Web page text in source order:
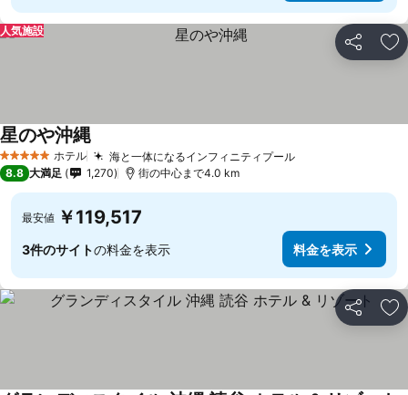
シェア お
人気施設
5 ホテルのランク
ホテル 海と一体になるインフィニティプール
星のや沖縄
8.8 大満足 1,270 街の中心まで4.0 km
最安値 ￥119,517
3件のサイトの料金を表示 料金を表示
シェア お